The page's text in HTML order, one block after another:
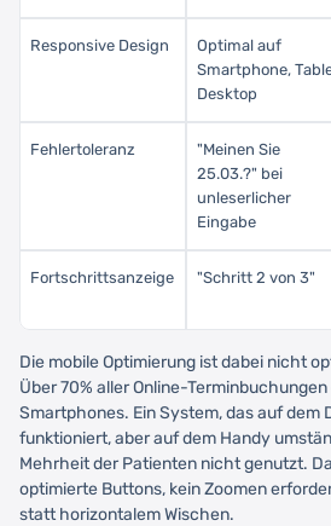
Responsive Design
Optimal auf
Smartphone,
Desktop
Fehlertoleranz
"Meinen Sie
25.03.?" bei
unleserlicher
Eingabe
Fortschrittsanzeige "Schritt 2 von 3"
Die mobile Optimierung ist dabei nicht
Über 70% aller Online-
Smartphones. Ein System, das auf dem
funktioniert, aber auf dem Handy
Mehrheit der Patienten nicht genutzt.
optimierte Buttons, kein Zoomen
statt horizontalem Wischen.